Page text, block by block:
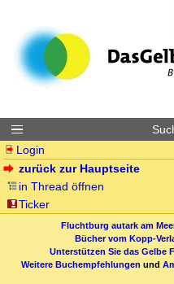
Login
zurück zur Hauptseite
in Thread öffnen
Ticker
Fluchtburg autark am
Bücher vom Kopp-
Unterstützen Sie das Gelbe
Weitere Buchempfehlungen und